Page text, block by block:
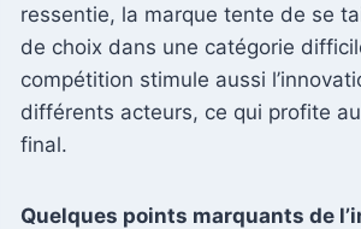
ressentie, la marque tente de se
de choix dans une catégorie
compétition stimule aussi
différents acteurs, ce qui profite
final.
Quelques points marquants de